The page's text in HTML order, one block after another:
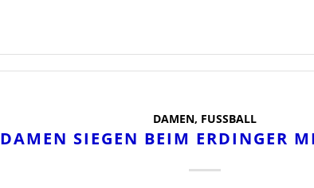
DAMEN, FUSSBALL
DAMEN SIEGEN BEIM ERDINGER